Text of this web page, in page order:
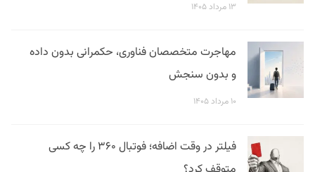
۱۳ مرداد ۱۴۰۵
مهاجرت متخصصان فناوری، حکمرانی بدون داده
و بدون سنجش
۱۰ مرداد ۱۴۰۵
فیلتر در وقت اضافه؛ فوتبال ۳۶۰ را چه کسی